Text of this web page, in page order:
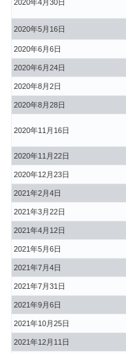
2020年4月30日
2020年5月16日
2020年6月6日
2020年6月24日
2020年8月2日
2020年8月28日
2020年11月16日
2020年11月22日
2020年12月23日
2021年2月4日
2021年3月22日
2021年4月12日
2021年5月6日
2021年7月4日
2021年7月31日
2021年9月6日
2021年10月25日
2021年12月11日